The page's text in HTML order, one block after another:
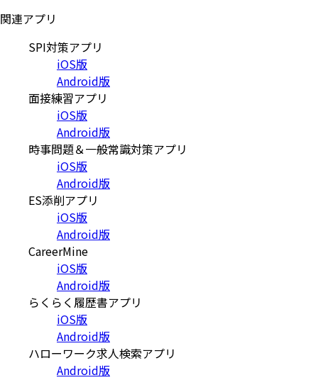
関連アプリ
SPI対策アプリ
iOS版
Android版
面接練習アプリ
iOS版
Android版
時事問題＆一般常識対策アプリ
iOS版
Android版
ES添削アプリ
iOS版
Android版
CareerMine
iOS版
Android版
らくらく履歴書アプリ
iOS版
Android版
ハローワーク求人検索アプリ
Android版